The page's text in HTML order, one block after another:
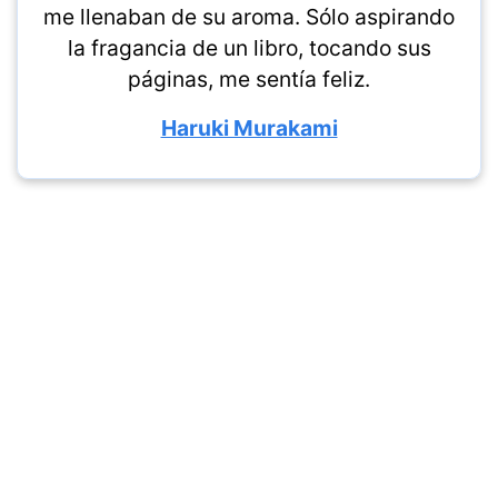
me llenaban de su aroma. Sólo aspirando
la fragancia de un libro, tocando sus
páginas, me sentía feliz.
Haruki Murakami